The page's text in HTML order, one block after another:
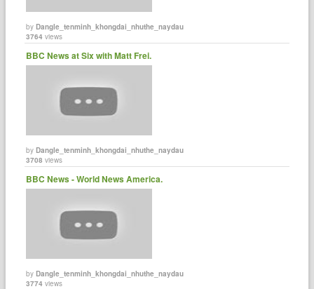
byDangle_tenminh_khongdai_nhuthe_naydau
3764 views
BBC News at Six with Matt Frei.
byDangle_tenminh_khongdai_nhuthe_naydau
3708 views
BBC News - World News America.
byDangle_tenminh_khongdai_nhuthe_naydau
3774 views